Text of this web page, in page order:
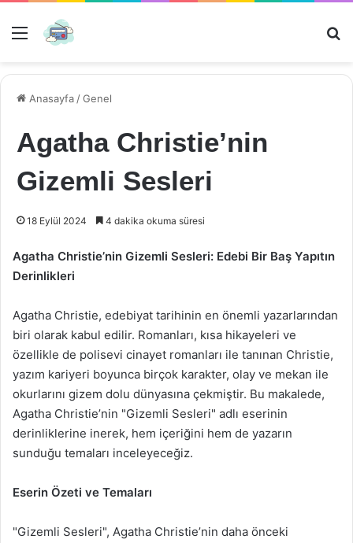
Menü
Anasayfa /Genel
Agatha Christie’nin
Gizemli Sesleri
18 Eylül 2024 4 dakika okuma süresi
Agatha Christie’nin Gizemli Sesleri: Edebi Bir Baş Yapıtın
Derinlikleri
Agatha Christie, edebiyat tarihinin en önemli yazarlarından
biri olarak kabul edilir. Romanları, kısa hikayeleri ve
özellikle de polisevi cinayet romanları ile tanınan Christie,
yazım kariyeri boyunca birçok karakter, olay ve mekan ile
okurlarını gizem dolu dünyasına çekmiştir. Bu makalede,
Agatha Christie’nin "Gizemli Sesleri" adlı eserinin
derinliklerine inerek, hem içeriğini hem de yazarın
sunduğu temaları inceleyeceğiz.
Eserin Özeti ve Temaları
"Gizemli Sesleri", Agatha Christie’nin daha önceki